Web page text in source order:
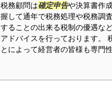
税務顧問は確定申告や決算書作
握して通年で税務処理や税務調
することの出来る税制の優遇な
アドバイスを行っております。
とによって経営者の皆様も専門